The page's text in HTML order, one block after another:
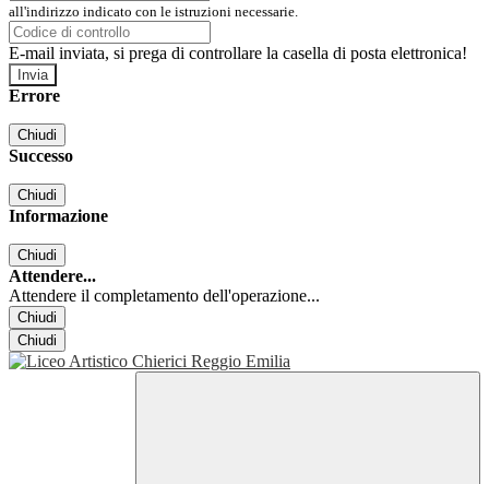
all'indirizzo indicato con le istruzioni necessarie.
E-mail inviata, si prega di controllare la casella di posta elettronica!
Errore
Chiudi
Successo
Chiudi
Informazione
Chiudi
Attendere...
Attendere il completamento dell'operazione...
Chiudi
Chiudi